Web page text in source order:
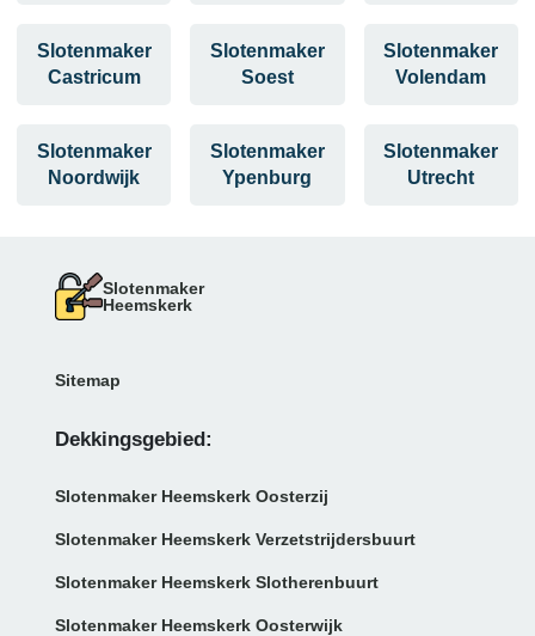
Slotenmaker
Castricum
Slotenmaker
Soest
Slotenmaker
Volendam
Slotenmaker
Noordwijk
Slotenmaker
Ypenburg
Slotenmaker
Utrecht
Slotenmaker
Heemskerk
Sitemap
Dekkingsgebied:
Slotenmaker Heemskerk Oosterzij
Slotenmaker Heemskerk Verzetstrijdersbuurt
Slotenmaker Heemskerk Slotherenbuurt
Slotenmaker Heemskerk Oosterwijk